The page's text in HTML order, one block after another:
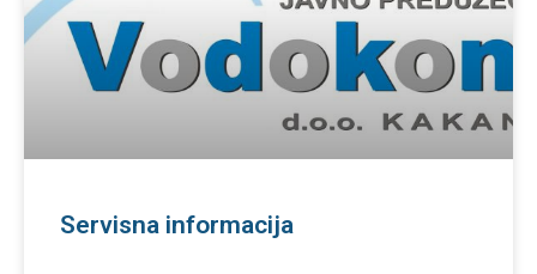
Servisna informacija